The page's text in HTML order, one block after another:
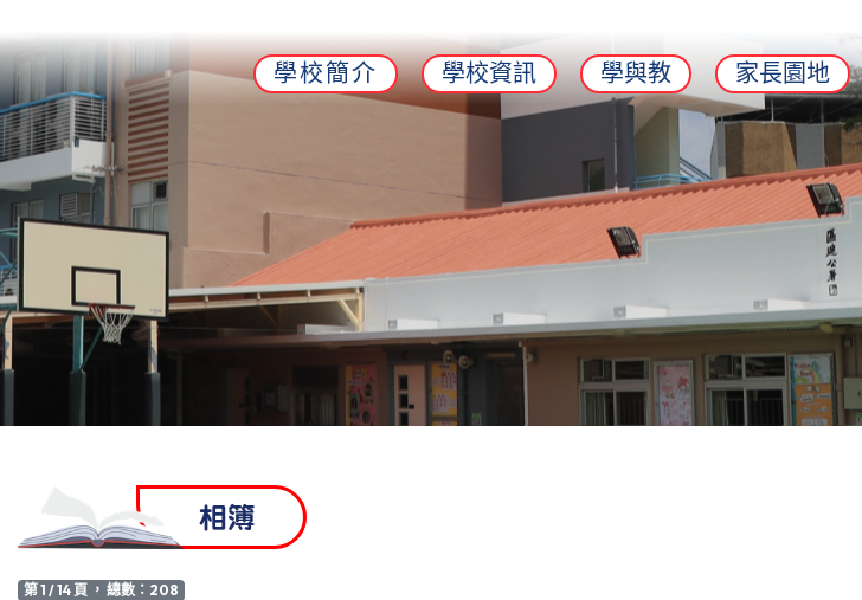
學校簡介 學校資訊 學與教 家長園地
相簿
第 1 / 14 頁 ， 總數：208